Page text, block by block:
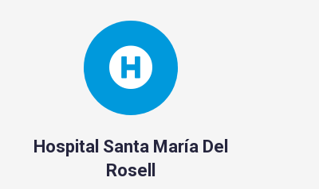
Hospital Santa María Del
Rosell